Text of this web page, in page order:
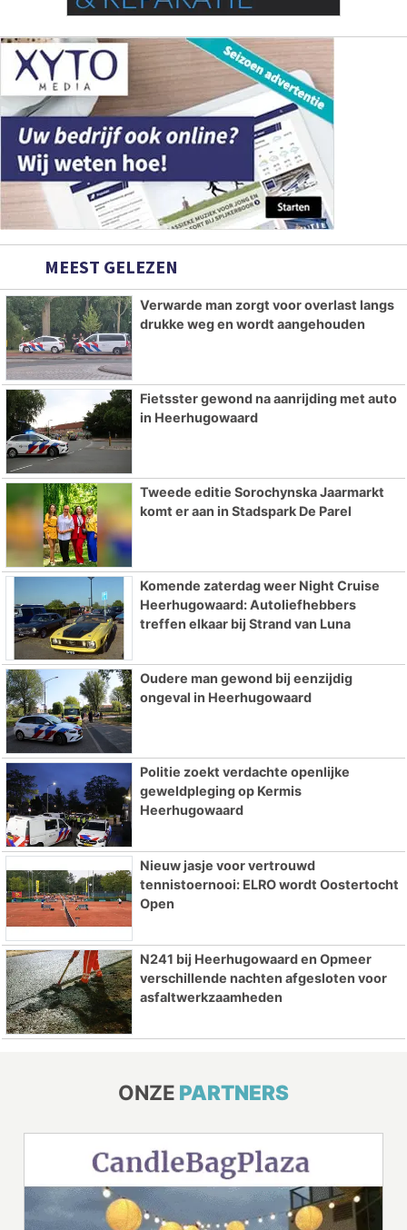
MEEST GELEZEN
Verwarde man zorgt voor overlast langs
drukke weg en wordt aangehouden
Fietsster gewond na aanrijding met auto
in Heerhugowaard
Tweede editie Sorochynska Jaarmarkt
komt er aan in Stadspark De Parel
Komende zaterdag weer Night Cruise
Heerhugowaard: Autoliefhebbers
treffen elkaar bij Strand van Luna
Oudere man gewond bij eenzijdig
ongeval in Heerhugowaard
Politie zoekt verdachte openlijke
geweldpleging op Kermis
Heerhugowaard
Nieuw jasje voor vertrouwd
tennistoernooi: ELRO wordt Oostertocht
Open
N241 bij Heerhugowaard en Opmeer
verschillende nachten afgesloten voor
asfaltwerkzaamheden
ONZE PARTNERS